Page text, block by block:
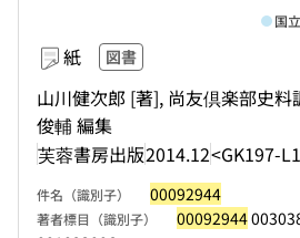
紙 図書
山川健次郎 [著], 尚友倶楽部史料
俊輔 編集
芙蓉書房出版2014.12<GK197-
国
件名（識別子） 00092944
著者標目（識別子） 00092944